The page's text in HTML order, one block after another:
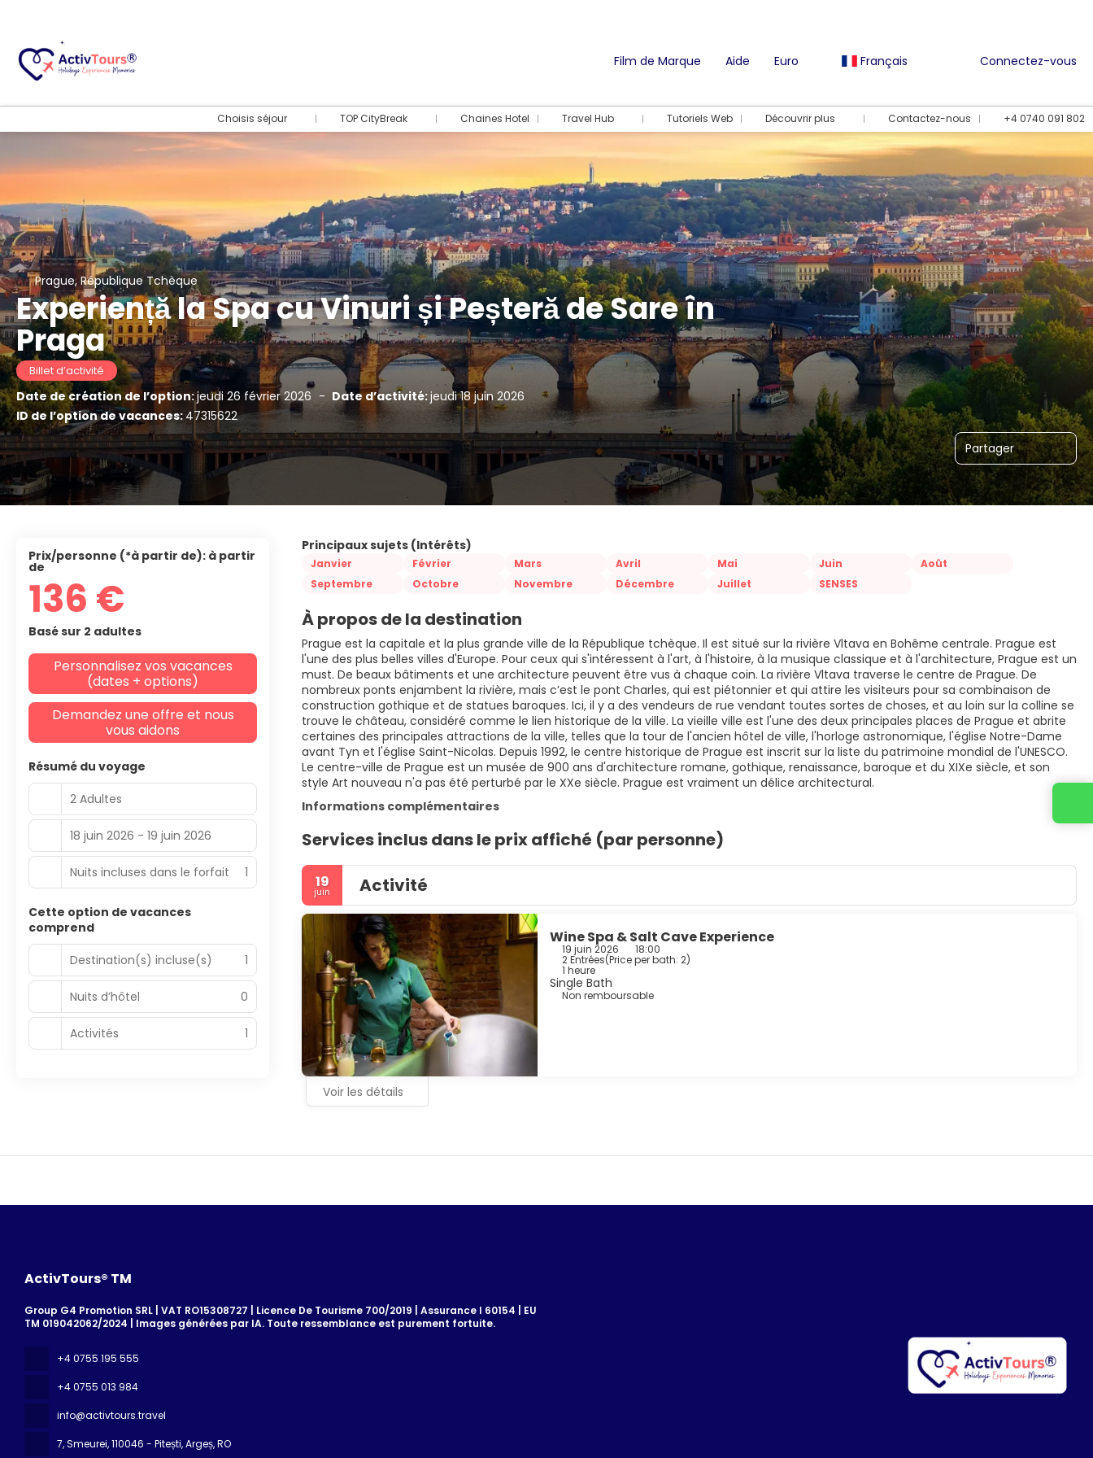
Film de Marque Aide Euro Français Connectez-vous
Choisis séjour TOP CityBreak Chaines Hotel Travel Hub Tutoriels Web Découvrir plus Contactez-nous +4 0740 091 802
Prague, République Tchèque
Experiență la Spa cu Vinuri și Peșteră de Sare în
Praga
Billet d’activité
Date de création de l’option:jeudi 26 février 2026 - Date d’activité:jeudi 18 juin 2026
ID de l’option de vacances:47315622
Partager
Principaux sujets (Intérêts)
Janvier Février Mars Avril Mai Juin
Août
Septembre
Octobre Novembre Décembre Juillet SENSES
À propos de la destination
Prague est la capitale et la plus grande ville de la République tchèque. Il est situé sur la rivière Vltava en Bohême centrale. Prague est
l'une des plus belles villes d'Europe. Pour ceux qui s'intéressent à l'art, à l'histoire, à la musique classique et à l'architecture, Prague est un
must. De beaux bâtiments et une architecture peuvent être vus à chaque coin. La rivière Vltava traverse le centre de Prague. De
nombreux ponts enjambent la rivière, mais c’est le pont Charles, qui est piétonnier et qui attire les visiteurs pour sa combinaison de
construction gothique et de statues baroques. Ici, il y a des vendeurs de rue vendant toutes sortes de choses, et au loin sur la colline se
trouve le château, considéré comme le lien historique de la ville. La vieille ville est l'une des deux principales places de Prague et abrite
certaines des principales attractions de la ville, telles que la tour de l'ancien hôtel de ville, l'horloge astronomique, l'église Notre-Dame
avant Tyn et l'église Saint-Nicolas. Depuis 1992, le centre historique de Prague est inscrit sur la liste du patrimoine mondial de l'UNESCO.
Le centre-ville de Prague est un musée de 900 ans d'architecture romane, gothique, renaissance, baroque et du XIXe siècle, et son
style Art nouveau n'a pas été perturbé par le XXe siècle. Prague est vraiment un délice architectural.
Informations complémentaires
Services inclus dans le prix affiché (par personne)
19
juin Activité
Wine Spa & Salt Cave Experience
19 juin 2026 18:00
2 Entrées(Price per bath: 2)
1 heure
Single Bath
Non remboursable
Voir les détails
Prix/personne (*à partir de): à partir
de
136 €
Basé sur 2 adultes
Personnalisez vos vacances
(dates + options)
Demandez une offre et nous
vous aidons
Résumé du voyage
2 Adultes
18 juin 2026 - 19 juin 2026
Nuits incluses dans le forfait 1
Cette option de vacances
comprend
Destination(s) incluse(s)
1
Nuits d’hôtel 0
Activités 1
ActivTours® TM
Group G4 Promotion SRL | VAT RO15308727 | Licence De Tourisme 700/2019 | Assurance I 60154 | EU
TM 019042062/2024 | Images générées par IA. Toute ressemblance est purement fortuite.
+4 0755 195 555
+4 0755 013 984
info@activtours.travel
7, Smeurei, 110046 - Pitești, Argeș, RO